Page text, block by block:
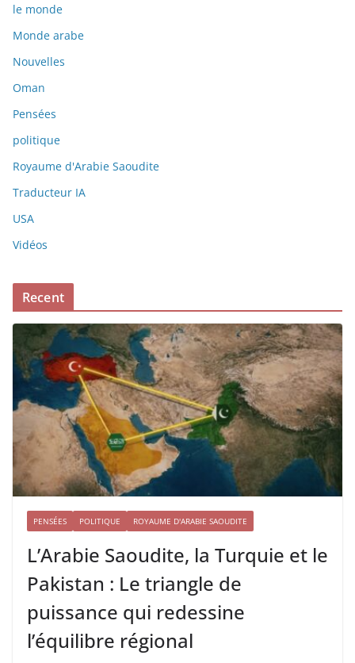
le monde
Monde arabe
Nouvelles
Oman
Pensées
politique
Royaume d'Arabie Saoudite
Traducteur IA
USA
Vidéos
Recent
PENSÉES POLITIQUE ROYAUME D'ARABIE SAOUDITE
L’Arabie Saoudite, la Turquie et le
Pakistan : Le triangle de
puissance qui redessine
l’équilibre régional